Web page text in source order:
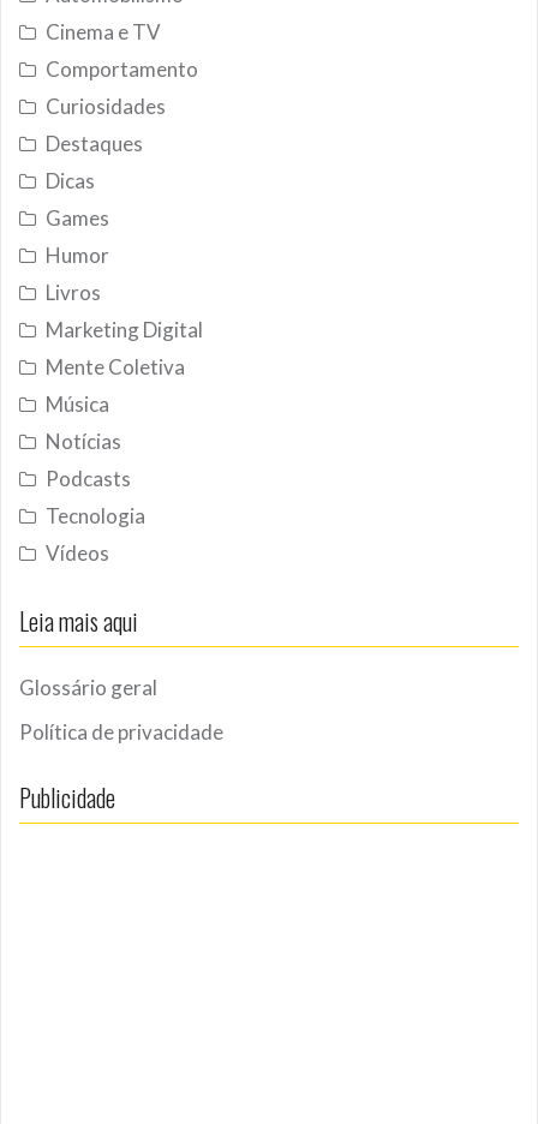
Cinema e TV
Comportamento
Curiosidades
Destaques
Dicas
Games
Humor
Livros
Marketing Digital
Mente Coletiva
Música
Notícias
Podcasts
Tecnologia
Vídeos
Leia mais aqui
Glossário geral
Política de privacidade
Publicidade